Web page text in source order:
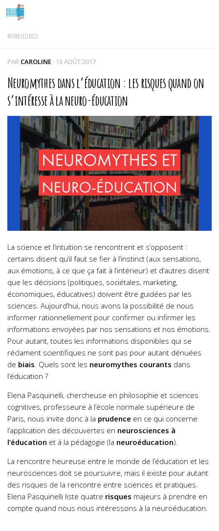
Skip to content
NEUROSCIENCES
PAR CAROLINE · 13 AOÛT 2017
Neuromythes dans l’éducation : les risques quand on
s’intéresse à la neuro-éducation
La science et l’intuition se rencontrent et s’opposent :
certains disent qu’il faut se fier à l’instinct (aux sensations,
aux émotions, à ce que ça fait à l’intérieur) et d’autres disent
que les décisions (politiques, sociétales, marketing,
économiques, éducatives) doivent être guidées par les
sciences. Aujourd’hui, nous avons la possibilité de nous
informer rationnellement pour confirmer ou infirmer les
informations envoyées par nos sensations et nos émotions.
Pour autant, toutes les informations disponibles qui se
réclament scientifiques ne sont pas pour autant dénuées
de biais. Quels sont les neuromythes courants dans
l’éducation ?
Elena Pasquinelli, chercheuse en philosophie et sciences
cognitives, professeure à l’école normale supérieure de
Paris, nous invite donc à la prudence en ce qui concerne
l’application des découvertes en neurosciences à
l’éducation et à la pédagogie (la neuroéducation).
La rencontre heureuse entre le monde de l’éducation et les
neurosciences doit se poursuivre, mais il existe pour autant
des risques de la rencontre entre sciences et pratiques.
Elena Pasquinelli liste quatre risques majeurs à prendre en
compte quand nous nous intéressons à la neuroéducation.